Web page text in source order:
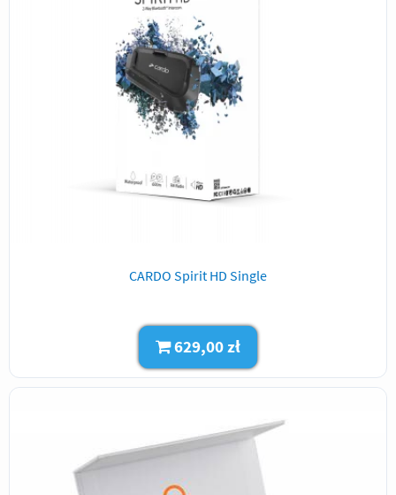
CARDO Spirit HD Single
629,00 zł